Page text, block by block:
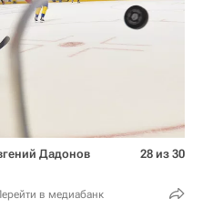
Дадонов
в медиабанк
28 из 30